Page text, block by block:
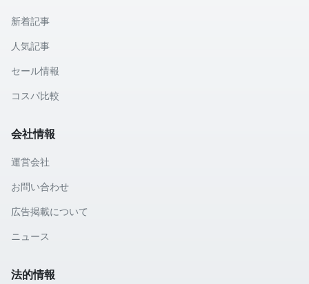
新着記事
人気記事
セール情報
コスパ比較
会社情報
運営会社
お問い合わせ
広告掲載について
ニュース
法的情報